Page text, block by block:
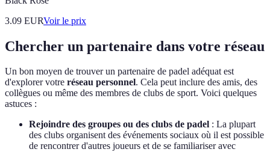
3.09 EURVoir le prix
Chercher un partenaire dans votre réseau
Un bon moyen de trouver un partenaire de padel adéquat est
d'explorer votre réseau personnel. Cela peut inclure des amis, des
collègues ou même des membres de clubs de sport. Voici quelques
astuces :
Rejoindre des groupes ou des clubs de padel : La plupart
des clubs organisent des événements sociaux où il est possible
de rencontrer d'autres joueurs et de se familiariser avec